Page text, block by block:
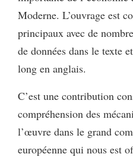
Moderne. L’ouvrage est
principaux avec de
de données dans le texte
long en anglais.
C’est une contribution
compréhension des
l’œuvre dans le grand
européenne qui nous est